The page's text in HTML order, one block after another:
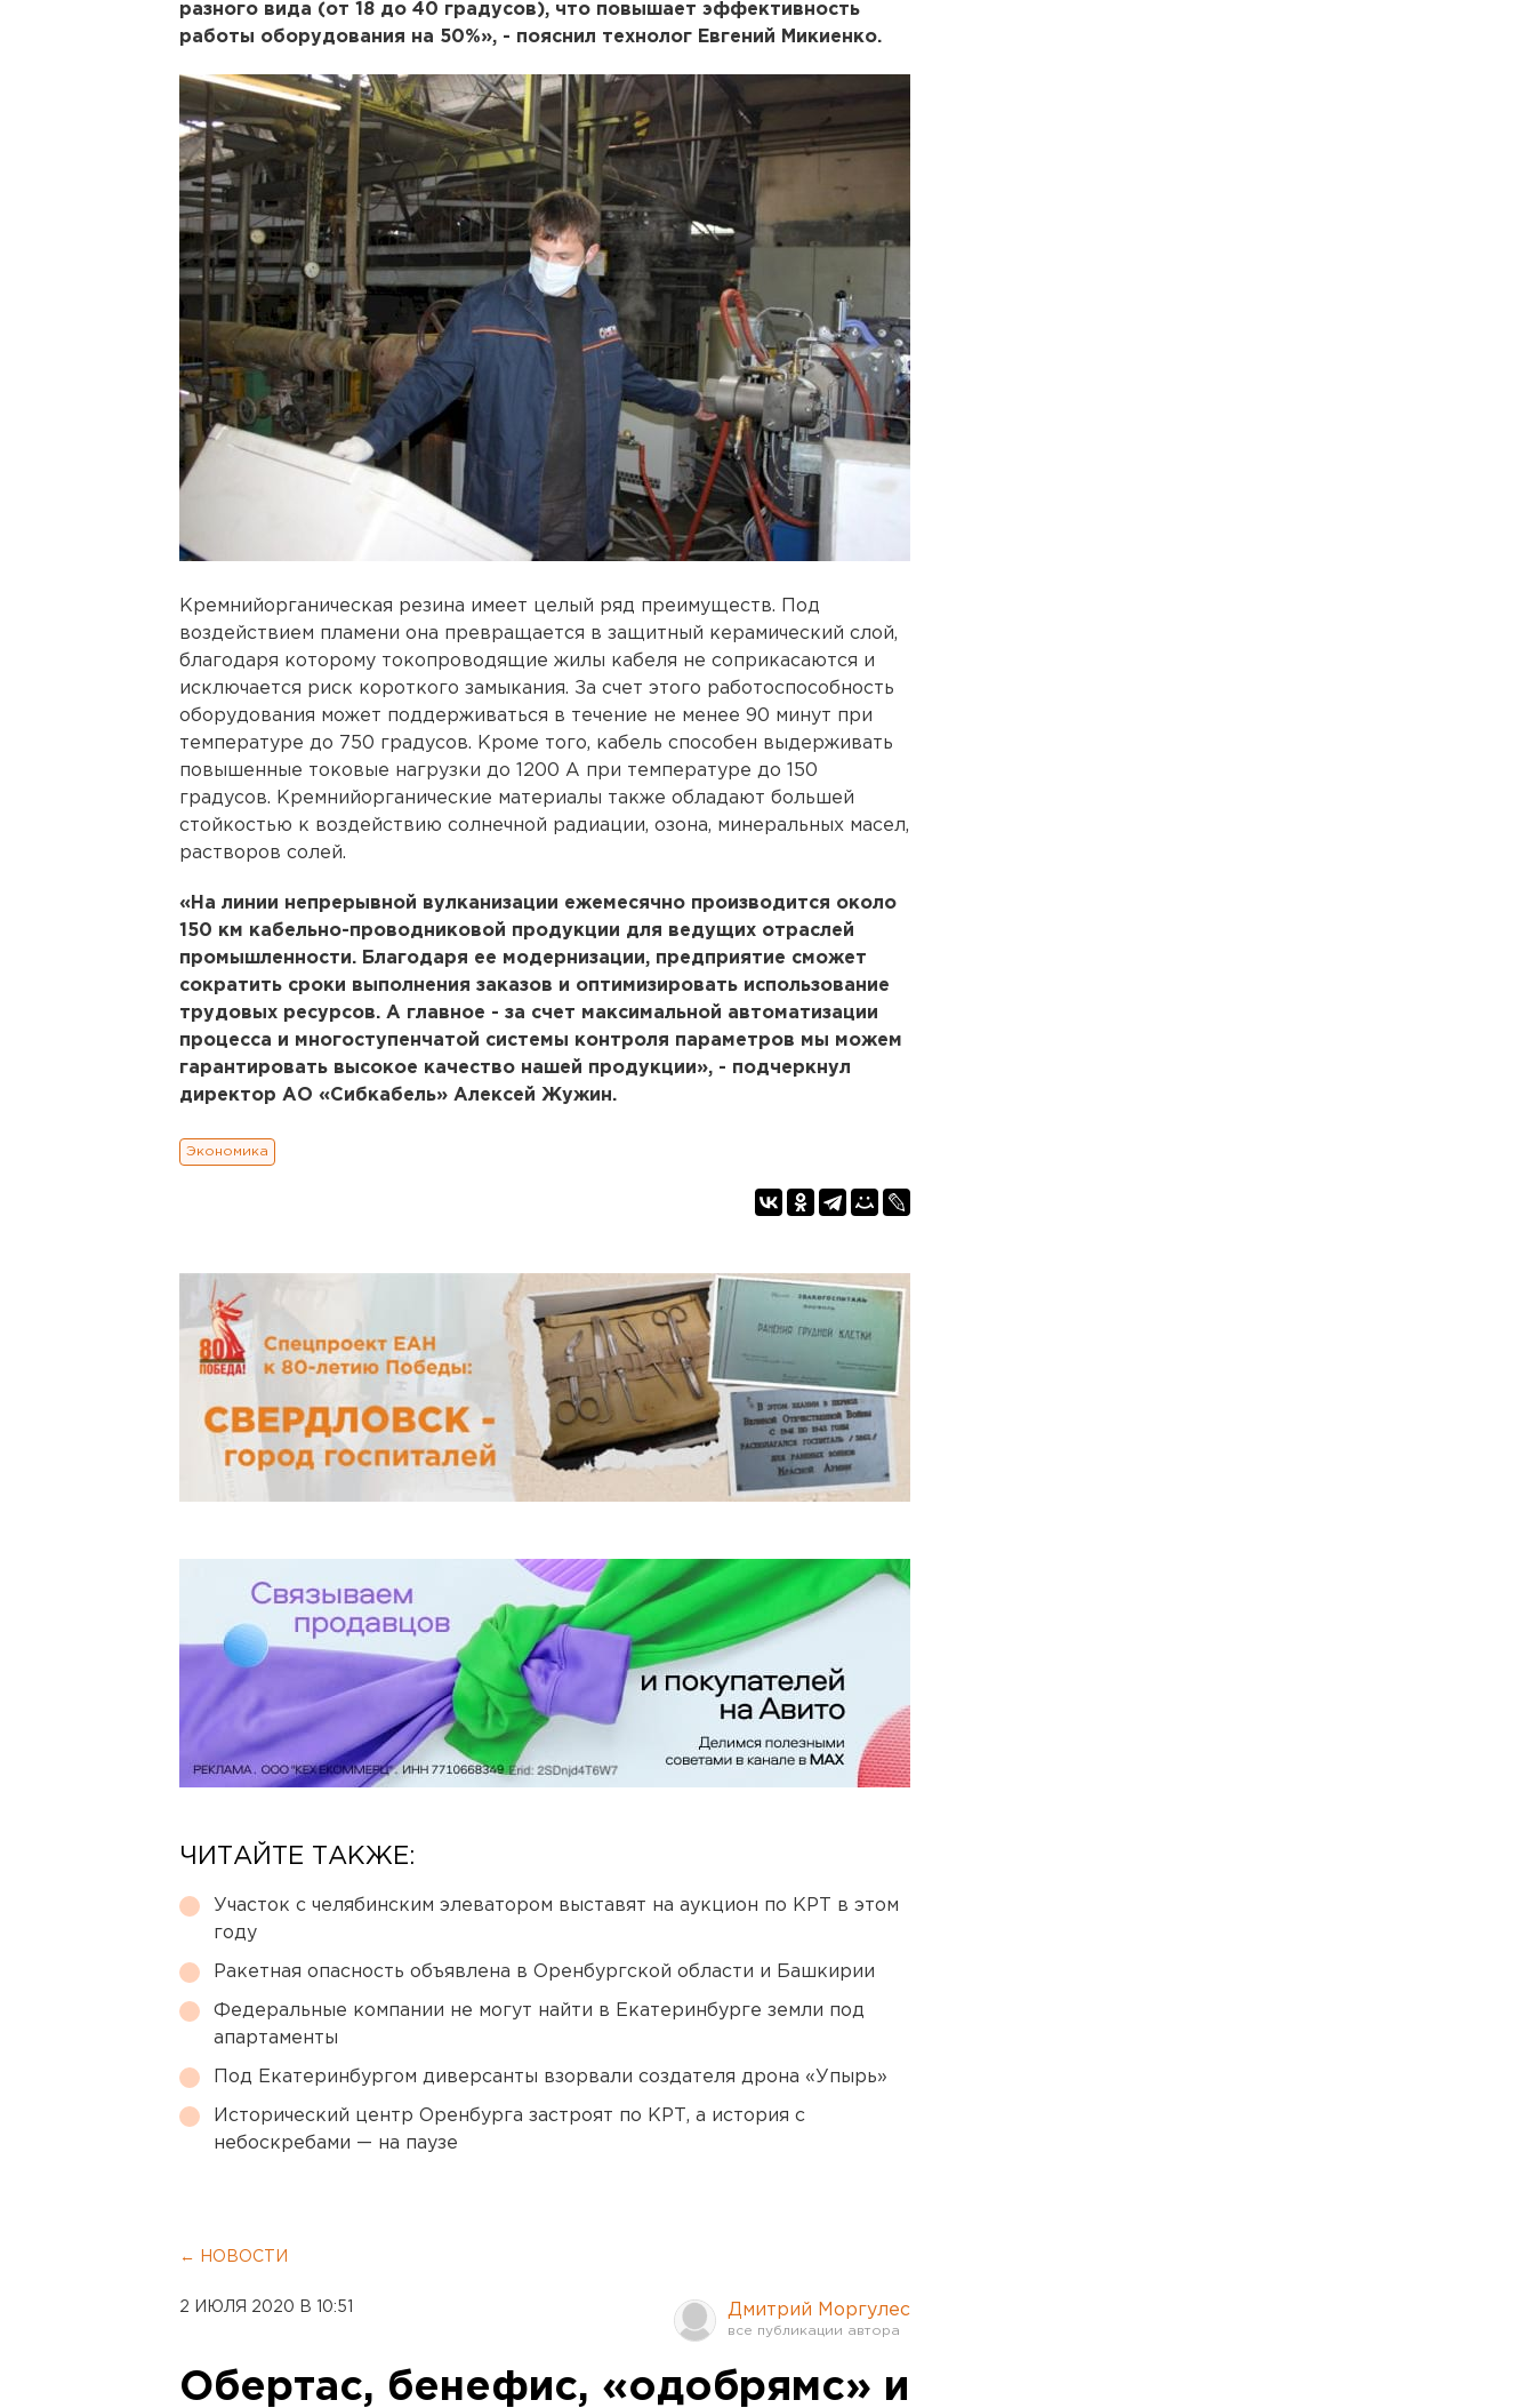
разного вида (от 18 до 40 градусов), что повышает эффективность
работы оборудования на 50%», - пояснил технолог Евгений Микиенко.
Кремнийорганическая резина имеет целый ряд преимуществ. Под
воздействием пламени она превращается в защитный керамический слой,
благодаря которому токопроводящие жилы кабеля не соприкасаются и
исключается риск короткого замыкания. За счет этого работоспособность
оборудования может поддерживаться в течение не менее 90 минут при
температуре до 750 градусов. Кроме того, кабель способен выдерживать
повышенные токовые нагрузки до 1200 А при температуре до 150
градусов. Кремнийорганические материалы также обладают большей
стойкостью к воздействию солнечной радиации, озона, минеральных масел,
растворов солей.
«На линии непрерывной вулканизации ежемесячно производится около
150 км кабельно-проводниковой продукции для ведущих отраслей
промышленности. Благодаря ее модернизации, предприятие сможет
сократить сроки выполнения заказов и оптимизировать использование
трудовых ресурсов. А главное - за счет максимальной автоматизации
процесса и многоступенчатой системы контроля параметров мы можем
гарантировать высокое качество нашей продукции», - подчеркнул
директор АО «Сибкабель» Алексей Жужин.
Экономика
ЧИТАЙТЕ ТАКЖЕ:
Участок с челябинским элеватором выставят на аукцион по КРТ в этом
году
Ракетная опасность объявлена в Оренбургской области и Башкирии
Федеральные компании не могут найти в Екатеринбурге земли под
апартаменты
Под Екатеринбургом диверсанты взорвали создателя дрона «Упырь»
Исторический центр Оренбурга застроят по КРТ, а история с
небоскребами — на паузе
← НОВОСТИ
2 ИЮЛЯ 2020 В 10:51 Дмитрий Моргулес
Обертас, бенефис, «одобрямс» и